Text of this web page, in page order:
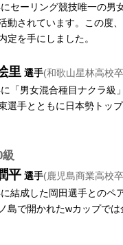
セーリング競技唯一の男
動されています。この度
定を手にしました。
里 選手(和歌山星林高校
「男女混合種目ナクラ級
選手とともに日本勢トッ
平 選手(鹿児島商業高校
結成した岡田選手とのペ
島で開かれたwカップでは